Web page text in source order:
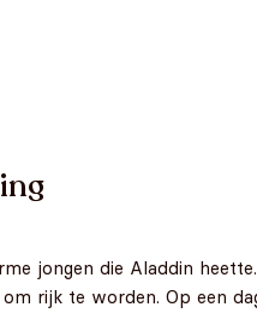
jongen die Aladdin
rijk te worden. Op een